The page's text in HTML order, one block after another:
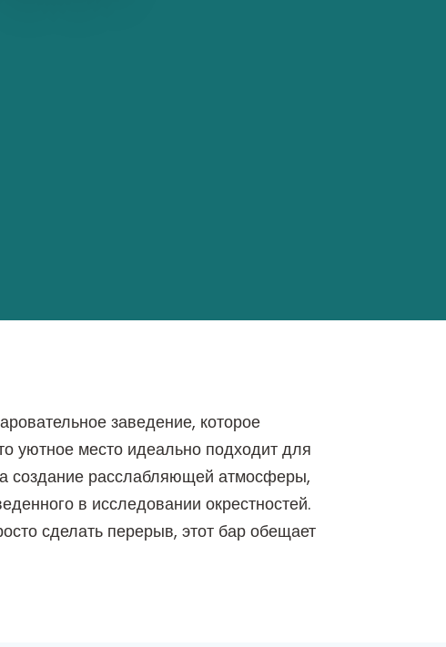
заведение, которое
уютное место идеально подходит для
создание расслабляющей атмосферы,
в исследовании окрестностей.
сделать перерыв, этот бар обещает